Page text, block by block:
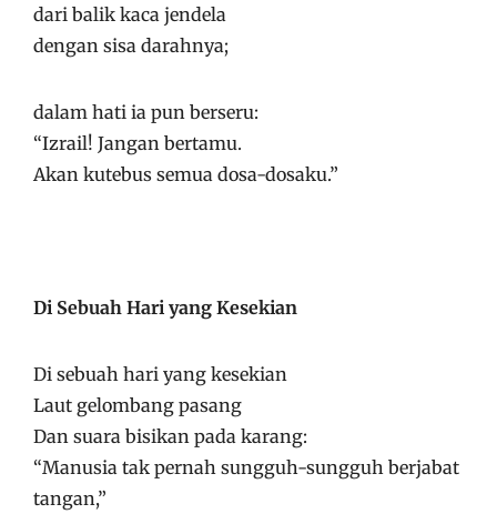
dari balik kaca jendela
dengan sisa darahnya;
dalam hati ia pun berseru:
“Izrail! Jangan bertamu.
Akan kutebus semua dosa-dosaku.”
Di Sebuah Hari yang Kesekian
Di sebuah hari yang kesekian
Laut gelombang pasang
Dan suara bisikan pada karang:
“Manusia tak pernah sungguh-sungguh berjabat
tangan,”